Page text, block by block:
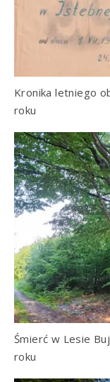
Kronika letniego
roku
Śmierć w Lesie
roku